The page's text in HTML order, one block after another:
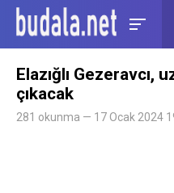
Elazığlı Gezeravcı,
çıkacak
281 okunma — 17 Ocak 2024